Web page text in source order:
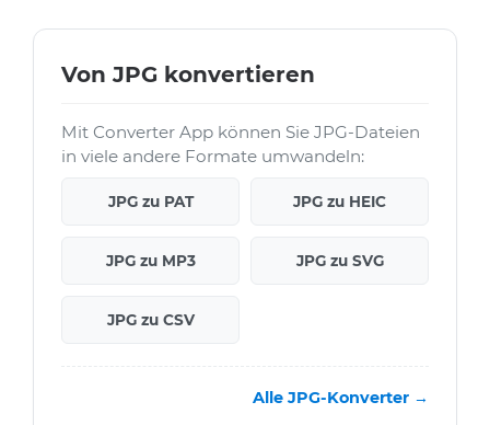
Von JPG konvertieren
Mit Converter App können Sie JPG-Dateien
in viele andere Formate umwandeln:
JPG zu PAT JPG zu HEIC
JPG zu MP3 JPG zu SVG
JPG zu CSV
Alle JPG-Konverter →